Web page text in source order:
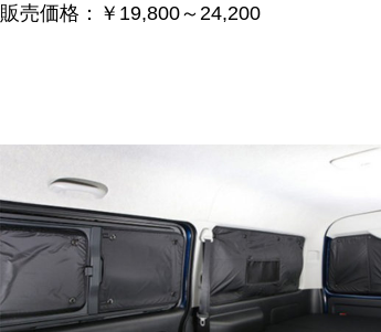
販売価格：￥19,800～24,200